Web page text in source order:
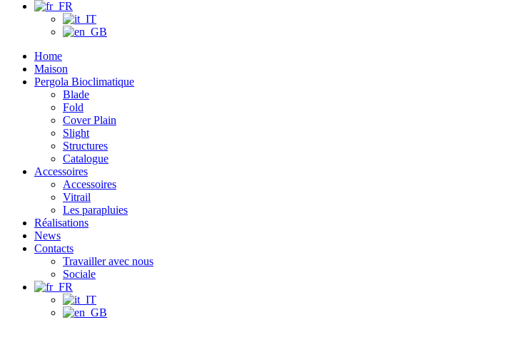
Home
Maison
Pergola Bioclimatique
Blade
Fold
Cover Plain
Slight
Structures
Catalogue
Accessoires
Accessoires
Vitrail
Les parapluies
Réalisations
News
Contacts
Travailler avec nous
Sociale